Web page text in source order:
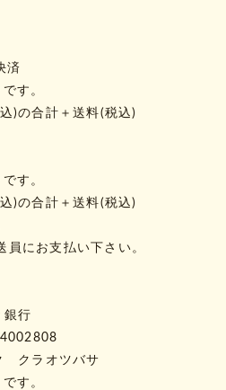
済
す。
)の合計＋送料(税込)
す。
)の合計＋送料(税込)
にお支払い下さい。
行
クラオツバサ
す。